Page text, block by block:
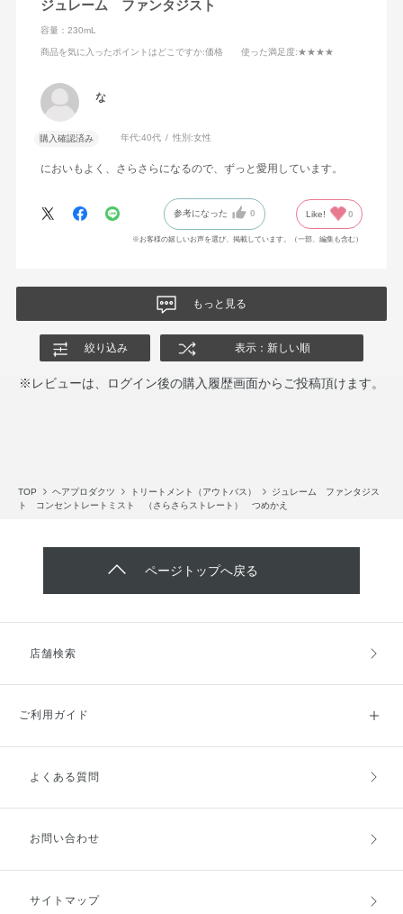
ジュレーム ファンタジスト
容量：230mL
商品を気に入ったポイントはどこですか:価格 使った満足度:★★★★
な
購入確認済み 年代:40代 性別:女性
においもよく、さらさらになるので、ずっと愛用しています。
参考になった 0 Like! 0
※お客様の嬉しいお声を選び、掲載しています。（一部、編集も含む）
もっと見る
絞り込み 表示：新しい順
※レビューは、ログイン後の購入履歴画面からご投稿頂けます。
TOP ヘアプロダクツ トリートメント（アウトバス）
ジュレーム ファンタジス
ト コンセントレートミスト （さらさらストレート） つめかえ
ページトップへ戻る
店舗検索
ご利用ガイド
ご利用ガイドトップ
お支払方法
キャンセル・返品・交換
よくある質問
お問い合わせ
サイトマップ